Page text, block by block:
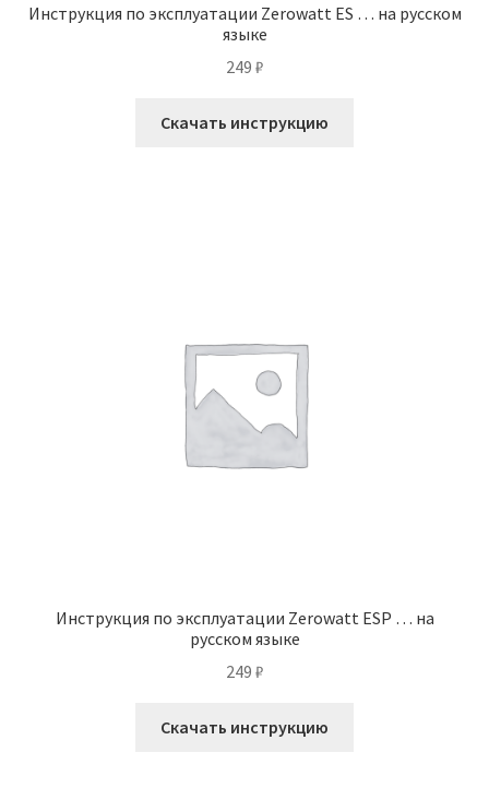
Инструкция по эксплуатации Zerowatt ES … на русском
языке
249 ₽
Скачать инструкцию
Инструкция по эксплуатации Zerowatt ESP … на
русском языке
249 ₽
Скачать инструкцию